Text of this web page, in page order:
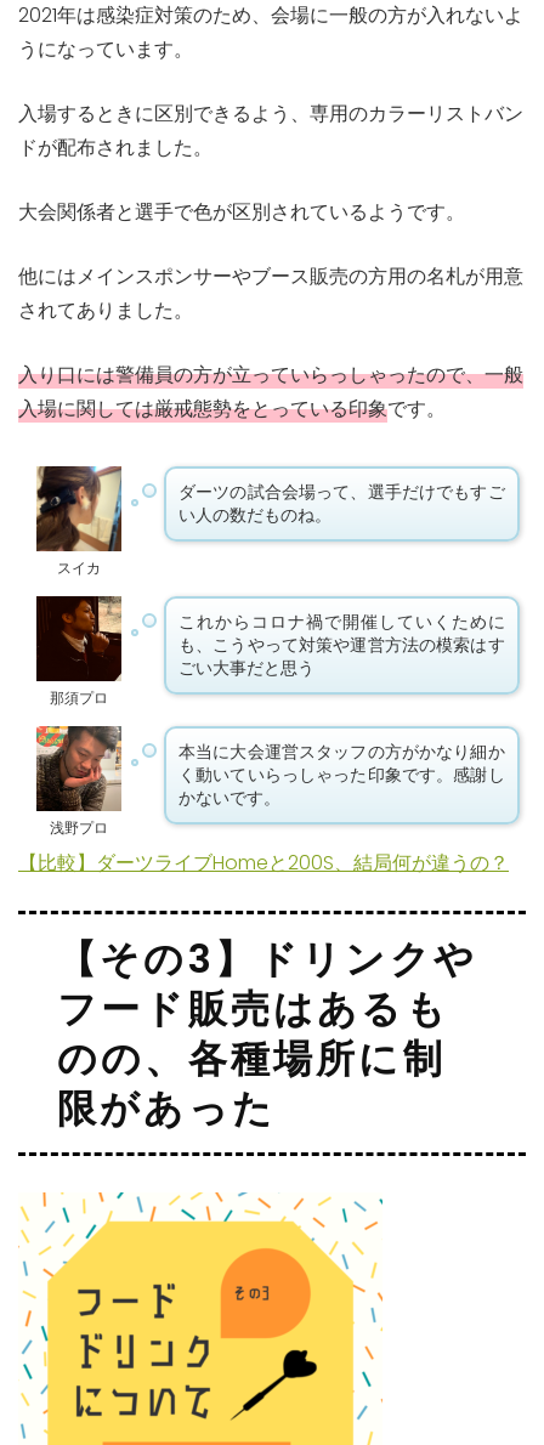
2021年は感染症対策のため、会場に一般の方が入れないよ
うになっています。
入場するときに区別できるよう、専用のカラーリストバン
ドが配布されました。
大会関係者と選手で色が区別されているようです。
他にはメインスポンサーやブース販売の方用の名札が用意
されてありました。
入り口には警備員の方が立っていらっしゃったので、一般
入場に関しては厳戒態勢をとっている印象です。
スイカ
ダーツの試合会場って、選手だけでもすご
い人の数だものね。
那須プロ
これからコロナ禍で開催していくために
も、こうやって対策や運営方法の模索はす
ごい大事だと思う
浅野プロ
本当に大会運営スタッフの方がかなり細か
く動いていらっしゃった印象です。感謝し
かないです。
【比較】ダーツライブHomeと200S、結局何が違うの？
【その3】ドリンクや
フード販売はあるも
のの、各種場所に制
限があった